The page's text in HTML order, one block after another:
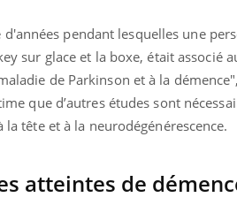
pendant lesquelles une
sur glace et la boxe, était associé
de Parkinson et à la
que d’autres études sont
tête et à la neurodégénérescence.
atteintes de